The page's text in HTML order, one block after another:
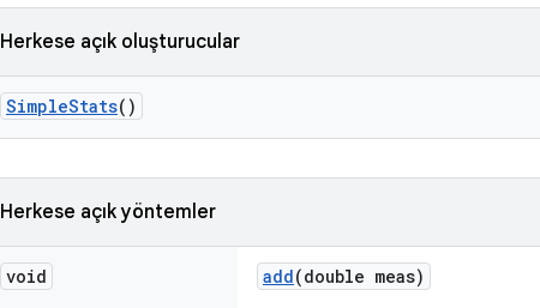
Herkese açık oluşturucular
SimpleStats()
Herkese açık yöntemler
void add(double meas)